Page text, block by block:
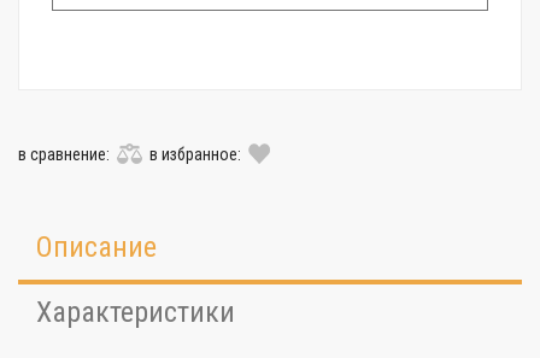
в сравнение: в избранное:
Описание
Характеристики